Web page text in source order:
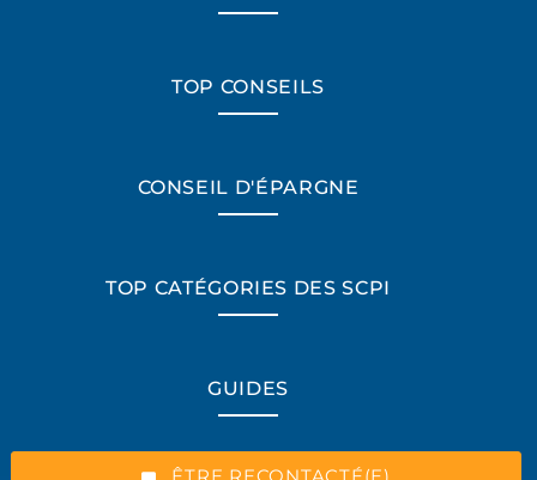
“Excellent”, 165 avis
ÊTRE RECONTACTÉ(E)
TOP CONSEILS
CONSEIL D'ÉPARGNE
TOP CATÉGORIES DES SCPI
GUIDES